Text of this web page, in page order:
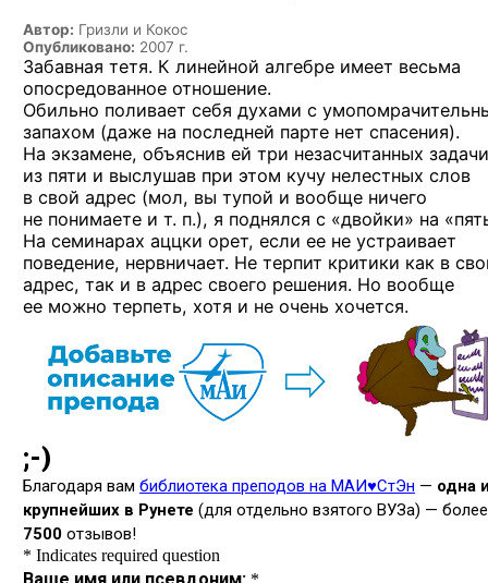
Автор: Гризли и Кокос
Опубликовано: 2007 г.
Забавная тетя. К линейной алгебре имеет весьма
опосредованное отношение.
Обильно поливает себя духами с
запахом (даже на последней парте нет спасения).
На экзамене, объяснив ей три незасчитанных задачи
из пяти и выслушав при этом кучу нелестных слов
в свой адрес (мол, вы тупой и вообще ничего
не понимаете и т. п.), я поднялся с «двойки» на
На семинарах аццки орет, если ее не устраивает
поведение, нервничает. Не терпит критики как в
адрес, так и в адрес своего решения. Но вообще
ее можно терпеть, хотя и не очень хочется.